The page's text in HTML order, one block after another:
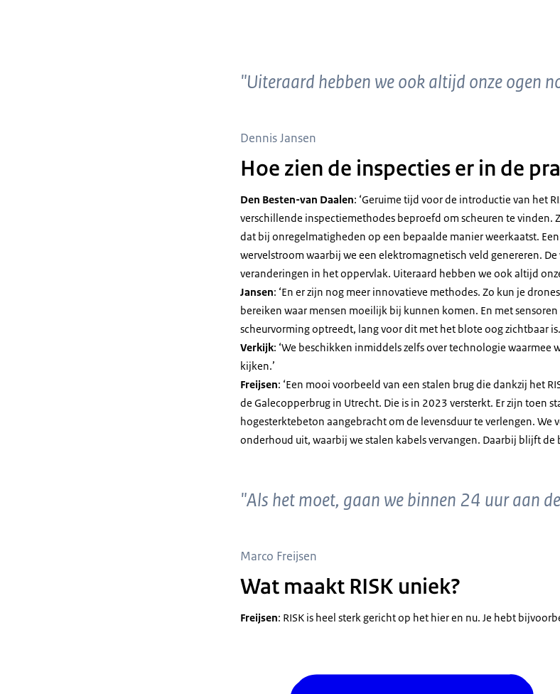
"Uiteraard hebben we ook altijd onze ogen
Dennis Jansen
Hoe zien de inspecties er in de
Den Besten-van Daalen: ‘Geruime tijd voor de introductie van het
verschillende inspectiemethodes beproefd om scheuren te vinden.
dat bij onregelmatigheden op een bepaalde manier weerkaatst.
wervelstroom waarbij we een elektromagnetisch veld genereren.
veranderingen in het oppervlak. Uiteraard hebben we ook altijd
Jansen: ‘En er zijn nog meer innovatieve methodes. Zo kun je
bereiken waar mensen moeilijk bij kunnen komen. En met
scheurvorming optreedt, lang voor dit met het blote oog zichtbaar
Verkijk: ‘We beschikken inmiddels zelfs over technologie waarmee
kijken.’
Freijsen: ‘Een mooi voorbeeld van een stalen brug die dankzij het
de Galecopperbrug in Utrecht. Die is in 2023 versterkt. Er zijn toen
hogesterktebeton aangebracht om de levensduur te verlengen. We
onderhoud uit, waarbij we stalen kabels vervangen. Daarbij blijft de
"Als het moet, gaan we binnen 24 uur aan
Marco Freijsen
Wat maakt RISK uniek?
Freijsen: RISK is heel sterk gericht op het hier en nu. Je hebt